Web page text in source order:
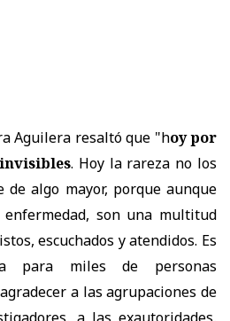
Aguilera resaltó que "hoy por
. Hoy la rareza no los
de algo mayor, porque aunque
enfermedad, son una multitud
escuchados y atendidos. Es
para miles de personas
a las agrupaciones de